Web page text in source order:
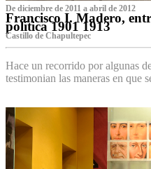
De diciembre de 2011 a abril de 2012
Francisco I. Madero,
política 1901 1913
Castillo de Chapultepec
Hace un recorrido por algunas
testimonian las maneras en que